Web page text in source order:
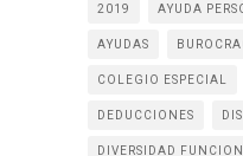
2019 AYUDA
AYUDAS
COLEGIO ESPECIAL
DEDUCCIONES
DIVERSIDAD